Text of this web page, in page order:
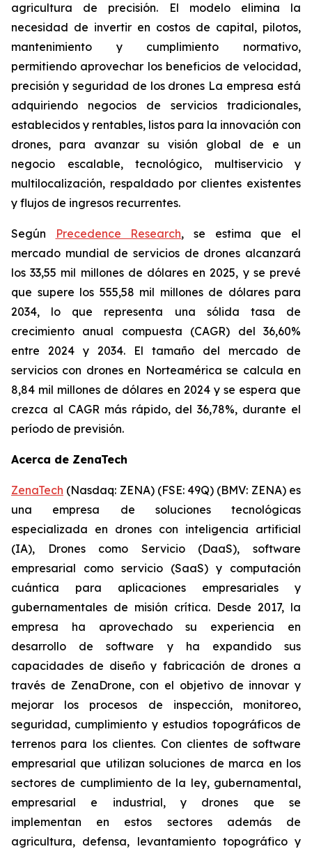
agricultura de precisión. El modelo elimina la
necesidad de invertir en costos de capital, pilotos,
mantenimiento y cumplimiento normativo,
permitiendo aprovechar los beneficios de velocidad,
precisión y seguridad de los drones La empresa está
adquiriendo negocios de servicios tradicionales,
establecidos y rentables, listos para la innovación con
drones, para avanzar su visión global de e un
negocio escalable, tecnológico, multiservicio y
multilocalización, respaldado por clientes existentes
y flujos de ingresos recurrentes.
Según Precedence Research, se estima que el
mercado mundial de servicios de drones alcanzará
los 33,55 mil millones de dólares en 2025, y se prevé
que supere los 555,58 mil millones de dólares para
2034, lo que representa una sólida tasa de
crecimiento anual compuesta (CAGR) del 36,60%
entre 2024 y 2034. El tamaño del mercado de
servicios con drones en Norteamérica se calcula en
8,84 mil millones de dólares en 2024 y se espera que
crezca al CAGR más rápido, del 36,78%, durante el
período de previsión.
Acerca de ZenaTech
ZenaTech (Nasdaq: ZENA) (FSE: 49Q) (BMV: ZENA) es
una empresa de soluciones tecnológicas
especializada en drones con inteligencia artificial
(IA), Drones como Servicio (DaaS), software
empresarial como servicio (SaaS) y computación
cuántica para aplicaciones empresariales y
gubernamentales de misión crítica. Desde 2017, la
empresa ha aprovechado su experiencia en
desarrollo de software y ha expandido sus
capacidades de diseño y fabricación de drones a
través de ZenaDrone, con el objetivo de innovar y
mejorar los procesos de inspección, monitoreo,
seguridad, cumplimiento y estudios topográficos de
terrenos para los clientes. Con clientes de software
empresarial que utilizan soluciones de marca en los
sectores de cumplimiento de la ley, gubernamental,
empresarial e industrial, y drones que se
implementan en estos sectores además de
agricultura, defensa, levantamiento topográfico y